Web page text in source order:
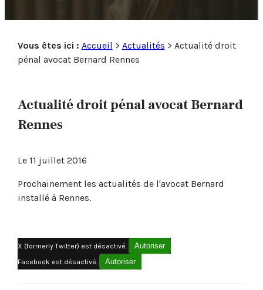
Pause
Vous êtes ici : Accueil > Actualités > Actualité droit
pénal avocat Bernard Rennes
Actualité droit pénal avocat Bernard
Rennes
Le 11 juillet 2016
Prochainement les actualités de l'avocat Bernard
installé à Rennes.
X (formerly Twitter) est désactivé. Autoriser
Facebook est désactivé. Autoriser